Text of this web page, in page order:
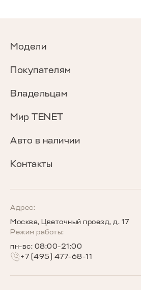
Модели
T4
T4L
T7
T8
Покупателям
Акции и спецпредложения
Калькулятор Трейд-Ин
Сравнение комплектаций
Кредитные программы
Программы страхования
Владельцам
Сервисные акции
Программа «Помощь в пути»
Гарантия
Запись на сервис
Мир TENET
О бренде
Награды TENET
Сообщество владельцев TENET
Беговое сообщество TENET
Авто в наличии
Контакты
Адрес:
Москва, Цветочный проезд, д. 17
Режим работы:
пн-вс: 08:00-21:00
+7 (495) 477-68-11